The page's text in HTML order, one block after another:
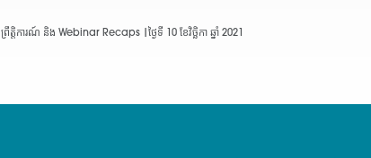
ព្រឹត្តិការណ៍ និង Webinar Recaps |ថ្ងៃទី 10 ខែវិច្ឆិកា ឆ្នាំ 2021